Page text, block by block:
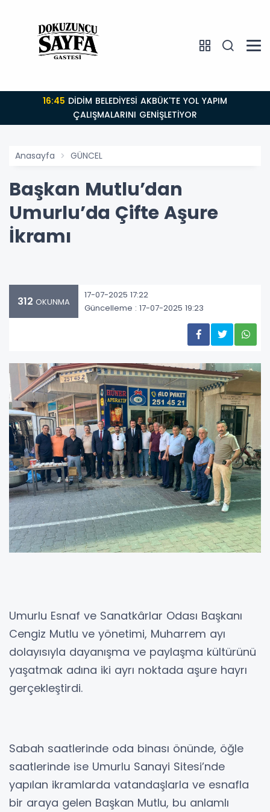
16:45
ÇALIŞMALARINI GENİŞLETİYOR
Anasayfa GÜNCEL
Başkan Mutlu’dan
Umurlu’da Çifte Aşure
İkramı
312 OKUNMA
17-07-2025 17:22
Güncelleme : 17-07-2025 19:23
Umurlu Esnaf ve Sanatkârlar Odası Başkanı
Cengiz Mutlu ve yönetimi, Muharrem ayı
dolayısıyla dayanışma ve paylaşma kültürünü
yaşatmak adına iki ayrı noktada aşure hayrı
gerçekleştirdi.
Sabah saatlerinde oda binası önünde, öğle
saatlerinde ise Umurlu Sanayi Sitesi’nde
yapılan ikramlarda vatandaşlarla ve esnafla
bir araya gelen Başkan Mutlu, bu anlamlı